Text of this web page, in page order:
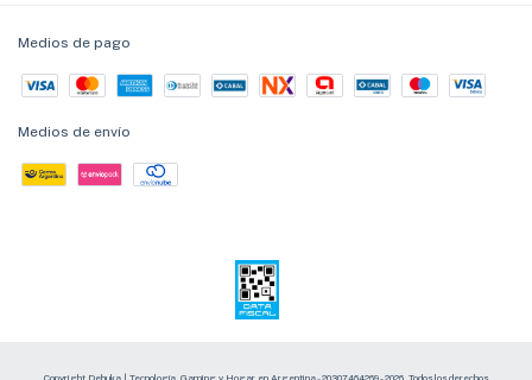
Medios de pago
Medios de envío
Copyright Dehuka | Tecnología, Gaming y Hogar en Argentina - 20307464269 - 2026. Todos los derechos